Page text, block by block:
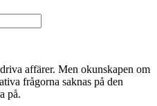
affärer. Men okunskapen om
frågorna saknas på den
på.